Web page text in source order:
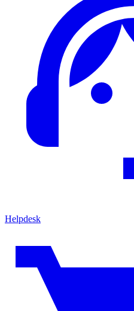
Helpdesk